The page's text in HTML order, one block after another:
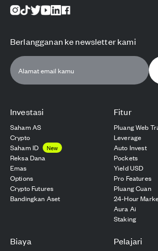
Investasi
Saham AS
Crypto
Saham ID
New
Reksa Dana
Emas
Options
Crypto Futures
Bandingkan Aset
Fitur
Pluang Web
Leverage
Auto Invest
Pockets
Yield USD
Pro Features
Pluang Cuan
24-Hour
Aura Ai
Staking
Biaya Pelajari
Berlangganan ke newsletter kami